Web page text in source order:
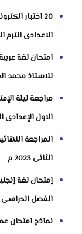
20 اختبار
الاعدادى
للاستاذ محمد
الاول الإعدادى
الثانى 2023 م
إمتحان لغة
الفصل الدراسي الثانى 2023